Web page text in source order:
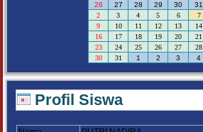
26 27 28 29 30 31
2
3 4 5 6 7
9
10 11 12 13 14
16
17 18 19 20 21
23
24 25 26 27 28
30
31 1 2 3 4
Profil Siswa